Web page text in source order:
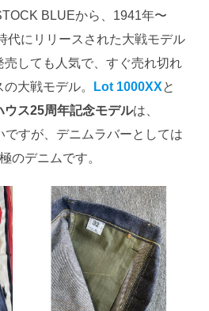
BLUEから、1941年〜
代にリリースされた大戦モデル
売しても人気で、すぐ売れ切れ
大戦モデル。
Lot 1000XXと
ウス25周年記念モデルは、
ですが、デニムラバーとしては
のデニムです。